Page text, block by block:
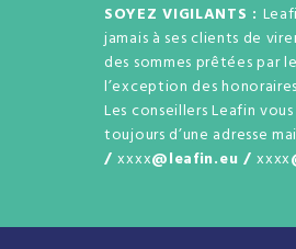
SOYEZ VIGILANTS :
jamais à ses clients de
des sommes prêtées par
l’exception des
Les conseillers Leafin
toujours d’une adresse
/xxxx@leafin.eu /xxxx